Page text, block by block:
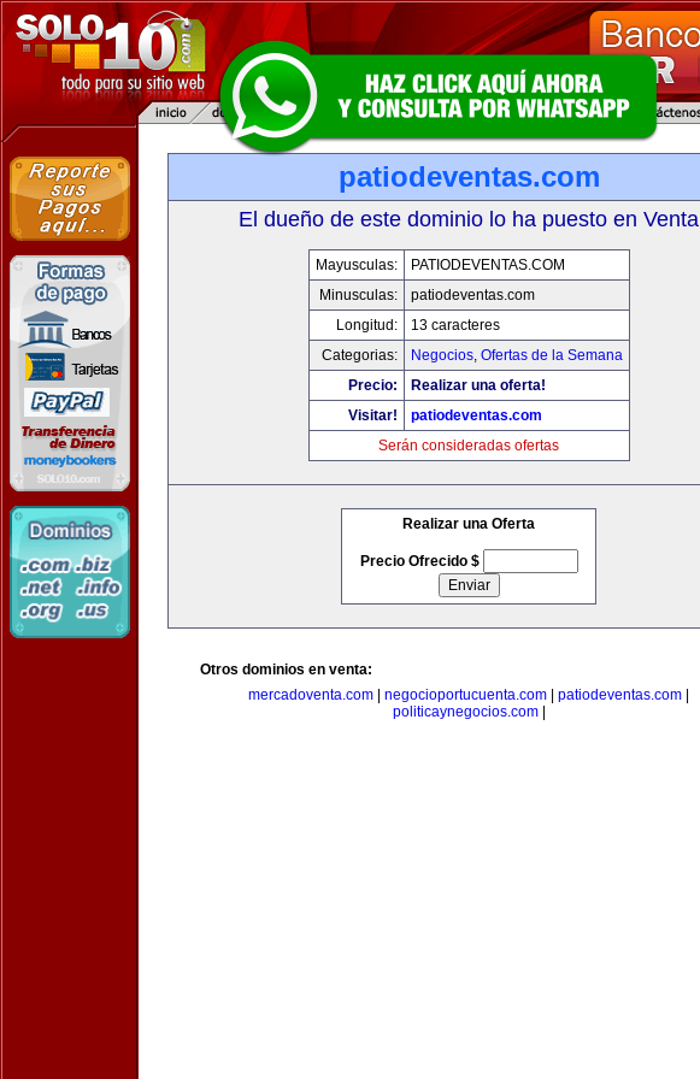
patiodeventas.com
El dueño de este dominio lo ha puesto en Venta
Mayusculas:
PATIODEVENTAS.COM
Minusculas:
patiodeventas.com
Longitud:
13 caracteres
Categorias:
Negocios, Ofertas de la Semana
Precio:
Realizar una oferta!
Visitar!
patiodeventas.com
Serán consideradas ofertas
Realizar una Oferta
Precio Ofrecido $
Otros dominios en venta:
mercadoventa.com
negocioportucuenta.com patiodeventas.com
politicaynegocios.com|